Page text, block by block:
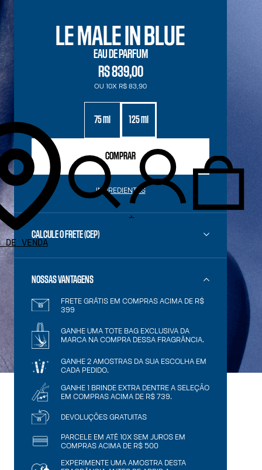
DE VENDA
.
LE MALE IN BLUE
EAU DE PARFUM
R$ 839,00
OU 10X R$ 83,90
75 ml 125 ml
COMPRAR
INGREDIENTES
CALCULE O FRETE (CEP)
NOSSAS VANTAGENS
FRETE GRÁTIS EM COMPRAS ACIMA DE R$
399
GANHE UMA TOTE BAG EXCLUSIVA DA
MARCA NA COMPRA DESSA FRAGRÂNCIA.
GANHE 2 AMOSTRAS DA SUA ESCOLHA EM
CADA PEDIDO.
GANHE 1 BRINDE EXTRA DENTRE A SELEÇÃO
EM COMPRAS ACIMA DE R$ 739.
DEVOLUÇÕES GRATUITAS
PARCELE EM ATÉ 10X SEM JUROS EM
COMPRAS ACIMA DE R$ 500
EXPERIMENTE UMA AMOSTRA DESTA